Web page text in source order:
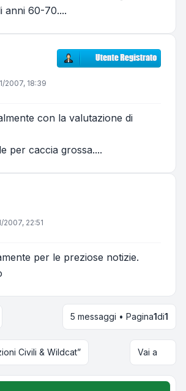
anni 60-70....
2007, 18:39
con la valutazione di
per caccia grossa....
2007, 22:51
per le preziose notizie.
di visualizzazione e ordinamento
5 messaggi • Pagina1di1
Civili & Wildcat” Vai a